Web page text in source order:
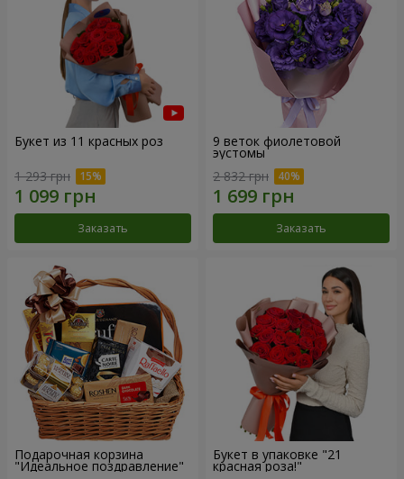
Букет из 11 красных роз
1 293 грн
Заказать
9 веток фиолетовой
эустомы
2 832 грн
Заказать
Подарочная корзина
"Идеальное поздравление"
Букет в упаковке "21
красная роза!"